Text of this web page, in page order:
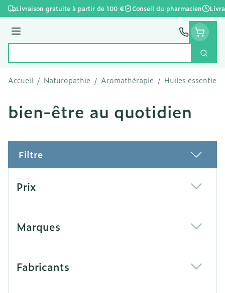
Aller au contenu
Livraison gratuite à partir de 100 € Conseil du pharmacien
Menu
Accueil / Naturopathie / Aromathérapie / Huiles
bien-être au quotidien
Filtre
Prix
Marques
Fabricants